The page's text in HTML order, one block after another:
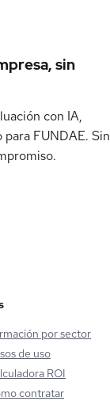
sin
con IA,
FUNDAE. Sin
por sector
de uso
ROI
contratar